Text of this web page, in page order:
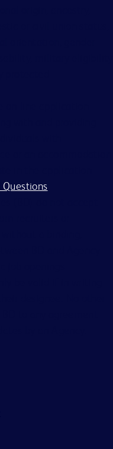
Questions